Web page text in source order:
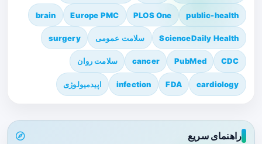
public-health
PLOS One
Europe PMC
brain
ScienceDaily Health سلامت عمومی surgery
CDC
PubMed
cancer سلامت روان
cardiology
FDA
infection اپیدمیولوژی
راهنمای سریع